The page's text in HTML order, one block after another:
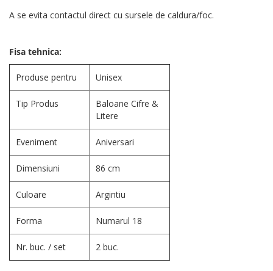
A se evita contactul direct cu sursele de caldura/foc.
Fisa tehnica:
Produse pentru Unisex
Tip Produs
Baloane Cifre &
Litere
Eveniment Aniversari
Dimensiuni 86 cm
Culoare Argintiu
Forma Numarul 18
Nr. buc. / set 2 buc.